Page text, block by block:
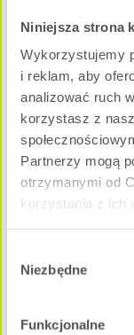
Niniejsza strona
Wykorzystujemy
i reklam, aby
analizować ruch
korzystasz z
Partnerzy mogą
otrzymanymi od
korzystania z ich
zgody
Niezbędne
Funkcjonalne
Pow. użytkowa:
62.56 m 2
Cena całkowita
B - A3M1